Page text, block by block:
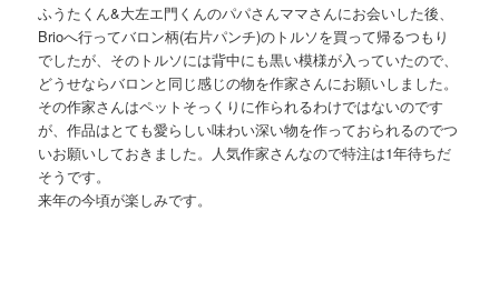
ふうたくん&大左エ門くんのパパさんママさんにお会いした後、
Brioへ行ってバロン柄(右片パンチ)のトルソを買って帰るつもり
でしたが、そのトルソには背中にも黒い模様が入っていたので、
どうせならバロンと同じ感じの物を作家さんにお願いしました。
その作家さんはペットそっくりに作られるわけではないのです
が、作品はとても愛らしい味わい深い物を作っておられるのでつ
いお願いしておきました。人気作家さんなので特注は1年待ちだ
そうです。
来年の今頃が楽しみです。